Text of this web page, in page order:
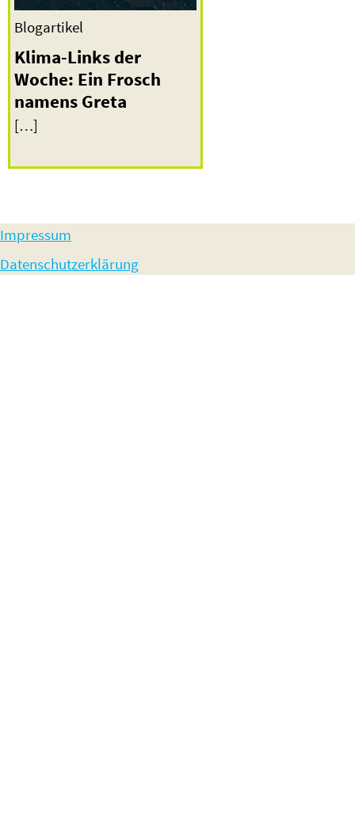
Blogartikel
Klima-Links der
Woche: Ein Frosch
namens Greta
[…]
Impressum
Datenschutzerklärung